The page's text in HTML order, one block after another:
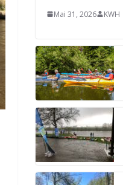
Mai 31, 2026 KWH